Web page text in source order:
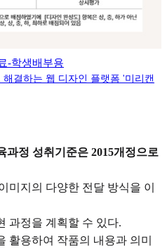
-학생배부용
결하는 웹 디자인 플랫폼 '미리캔
과정 성취기준은 2015개정으로
미지의 다양한 전달 방식을 이
과정을 계획할 수 있다.
활용하여 작품의 내용과 의미